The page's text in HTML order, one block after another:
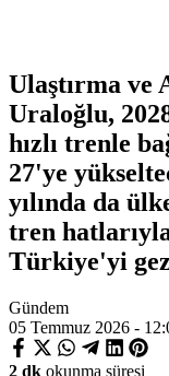
Ulaştırma ve
Uraloğlu,
hızlı trenle
27'ye
yılında da
tren
Türkiye'yi
Gündem
05 Temmuz 2026 -
2 dk okunma süresi